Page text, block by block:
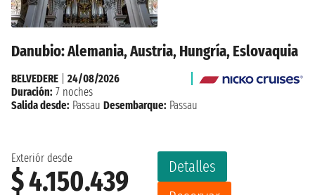
Danubio: Alemania, Austria, Hungría, Eslovaquia
Exteriór desde
$ 4.150.439
Detalles
BELVEDERE
24/08/2026
Duración: 7 noches
Salida desde: Passau Desembarque: Passau